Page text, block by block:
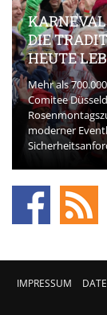
DIE
HEUTE
Mehr als
Comitee
moderner
IMPRESSUM